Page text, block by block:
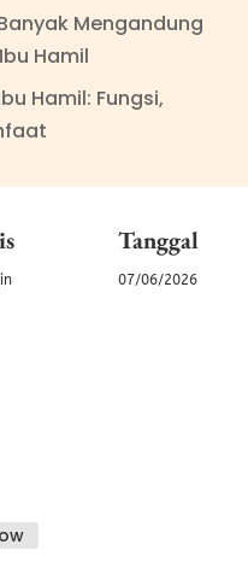
Mengandung
Hamil
Hamil: Fungsi,
Tanggal
07/06/2026